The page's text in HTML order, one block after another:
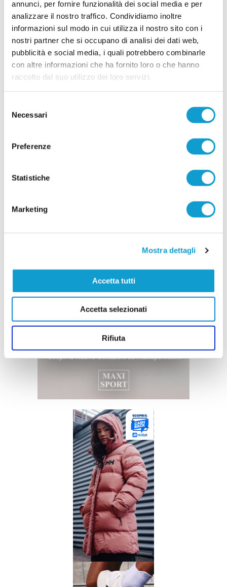
annunci, per fornire funzionalità dei social media e per
analizzare il nostro traffico. Condividiamo inoltre
informazioni sul modo in cui utilizza il nostro sito con i
nostri partner che si occupano di analisi dei dati web,
pubblicità e social media, i quali potrebbero combinarle
con altre informazioni che ha fornito loro o che hanno
raccolto dal suo utilizzo dei loro servizi.
delNecessari
Preferenze
Statistiche
Marketing
Mostra dettagli
Accetta tutti
Accetta selezionati
Rifiuta